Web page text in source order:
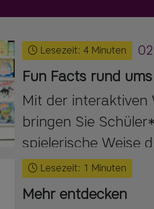
Lesezeit: 4 Minuten
Fun Facts rund
Mit der interaktiven
bringen Sie
spielerische Weise
ums Geld näher.
Lesezeit: 1 Minuten
Mehr entdecken